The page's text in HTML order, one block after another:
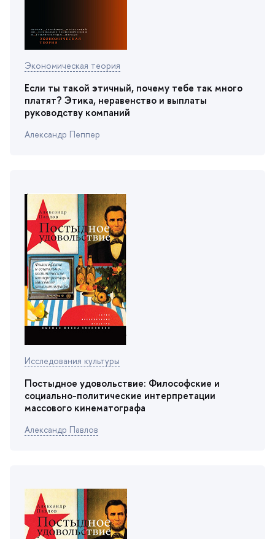
Экономическая теория
Если ты такой этичный, почему тебе так много
платят? Этика, неравенство и выплаты
руководству компаний
Александр Пеппер
Исследования культуры
Постыдное удовольствие: Философские и
социально-политические интерпретации
массового кинематографа
Александр Павло